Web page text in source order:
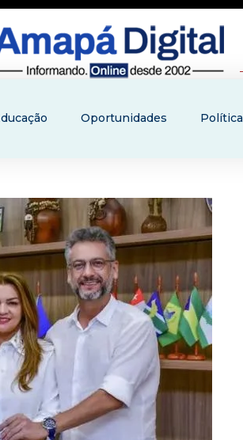
Oportunidades Política